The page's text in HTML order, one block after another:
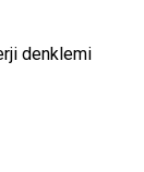
denklemi